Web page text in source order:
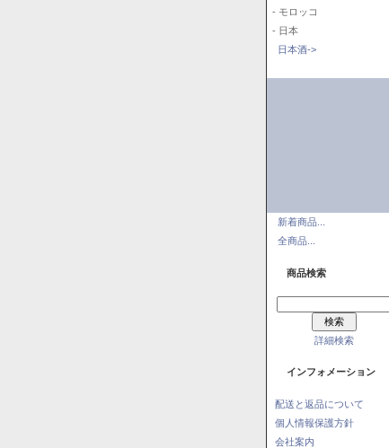
- モロッコ
- 日本
日本酒->
新着商品...
全商品...
商品検索
詳細検索
インフォメーション
配送と返品について
個人情報保護方針
会社案内